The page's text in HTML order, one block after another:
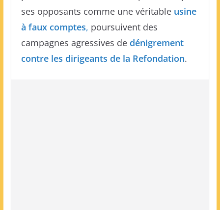
ses opposants comme une véritable usine
à faux comptes, poursuivent des
campagnes agressives de dénigrement
contre les dirigeants de la Refondation.